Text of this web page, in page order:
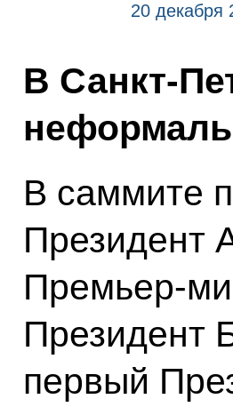
20 декабря
В Санкт-
В саммите
Президент
Президент
первый